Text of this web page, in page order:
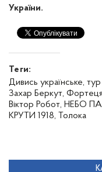
України.
Теги:
Дивись українське, тур
Захар Беркут,
Віктор Робот, НЕБО
КРУТИ 1918,
Толока